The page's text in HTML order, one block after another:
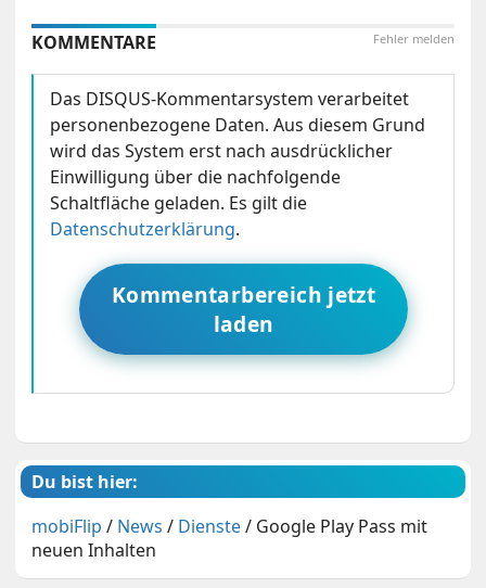
Fehler melden
KOMMENTARE
Das DISQUS-Kommentarsystem verarbeitet
personenbezogene Daten. Aus diesem Grund
wird das System erst nach ausdrücklicher
Einwilligung über die nachfolgende
Schaltfläche geladen. Es gilt die
Datenschutzerklärung.
Kommentarbereich jetzt
laden
Du bist hier:
mobiFlip / News / Dienste/ Google Play Pass mit
neuen Inhalten